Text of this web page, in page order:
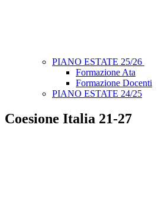
PIANO ESTATE 25/26
Formazione Ata
Formazione Docenti
PIANO ESTATE 24/25
Coesione Italia 21-27